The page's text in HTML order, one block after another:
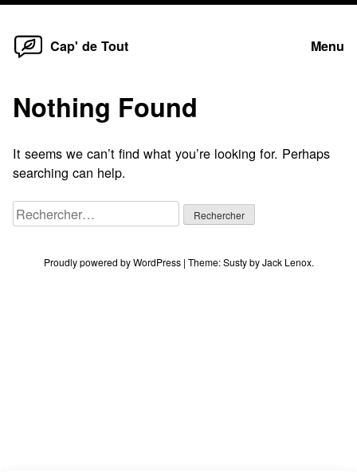
Skip
Cap' de Tout Menu
Nothing Found
It seems we can’t find what you’re looking for. Perhaps
searching can help.
Rechercher :
Proudly powered by WordPress | Theme:SustybyJack Lenox.